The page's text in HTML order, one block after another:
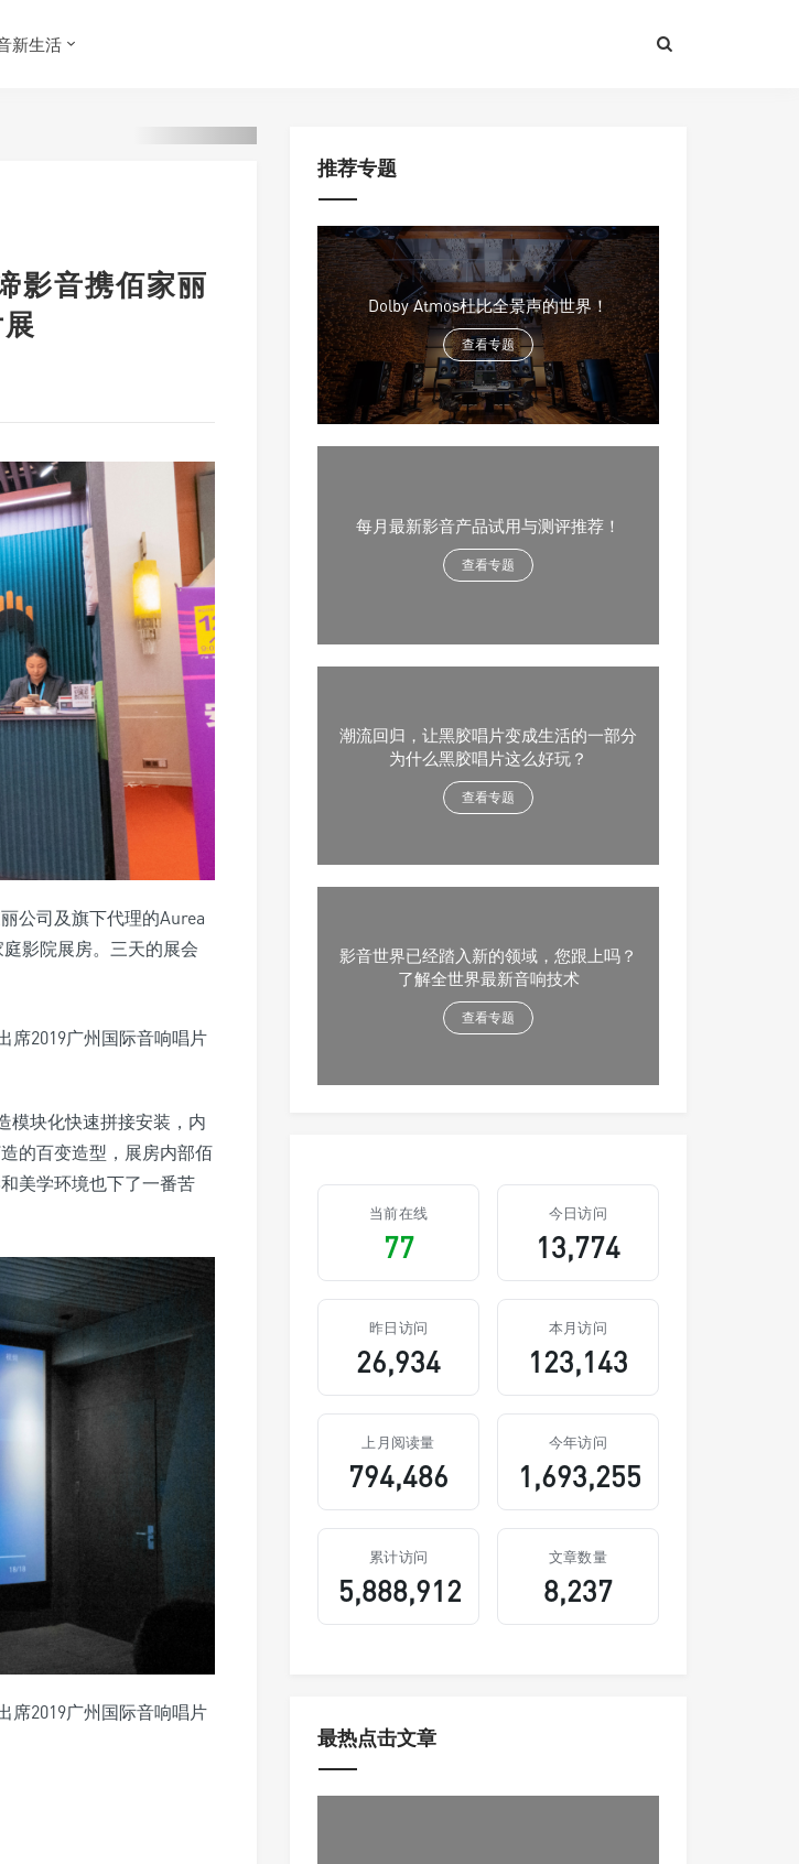
新生活
影音携佰家丽
公司及旗下代理的Aurea
影院展房。三天的展会
模块化快速拼接安装，内
的百变造型，展房内部佰
美学环境也下了一番苦
推荐专题
Dolby Atmos杜比全景声的世界！
查看专题
每月最新影音产品试用与测评推荐！
查看专题
潮流回归，让黑胶唱片变成生活的一部分
为什么黑胶唱片这么好玩？
查看专题
影音世界已经踏入新的领域，您跟上吗？
了解全世界最新音响技术
查看专题
当前在线
77
今日访问
13,774
昨日访问
26,934
本月访问
123,143
上月阅读量
794,486
今年访问
1,693,255
累计访问
5,888,912
文章数量
8,237
最热点击文章